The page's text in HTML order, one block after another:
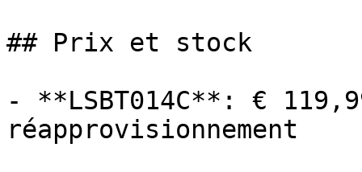
## Prix et stock
- **LSBT014C**: €
réapprovisionnement